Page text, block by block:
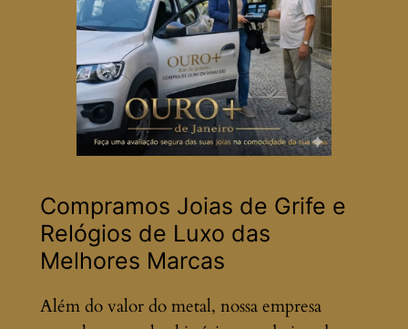
Compramos Joias de Grife e
Relógios de Luxo das
Melhores Marcas
Além do valor do metal, nossa empresa